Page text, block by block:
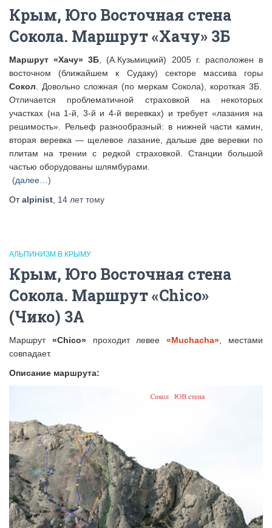
Крым, Юго Восточная стена
Сокола. Маршрут «Хачу» 3Б
Маршрут «Хачу» 3Б , (А.Кузьмицкий) 2005 г. расположен в
восточном (ближайшем к Судаку) секторе массива горы
Сокол . Довольно сложная (по меркам Сокола), короткая 3Б.
Отличается проблематичной страховкой на некоторых
участках (на 1-й, 3-й и 4-й веревках) и требует «лазания на
решимость». Рельеф разнообразный: в нижней части камин,
вторая веревка — щелевое лазание, дальше две веревки по
плитам на трении с редкой страховкой. Станции большой
частью оборудованы шлямбурами.
(далее…)
Отalpinist 14 леттому
АЛЬПИНИЗМ В КРЫМУ
Крым, Юго Восточная стена
Сокола. Маршрут «Chico»
(Чико) 3А
Маршрут «Chico»проходит левее«Muchacha» , местами
совпадает.
Описание маршрута: